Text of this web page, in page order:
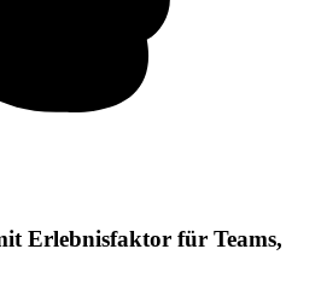
Erlebnisfaktor für Teams,